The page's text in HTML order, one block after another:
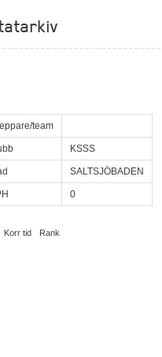
team
KSSS
SALTSJÖBADEN
0
Korr tid Rank